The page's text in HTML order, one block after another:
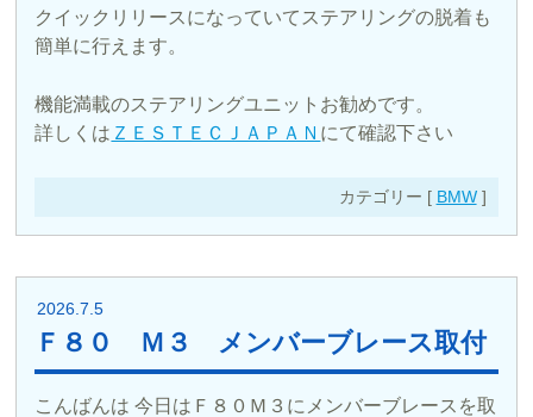
クイックリリースになっていてステアリングの脱着も
簡単に行えます。
機能満載のステアリングユニットお勧めです。
詳しくは ＺＥＳＴＥＣＪＡＰＡＮ にて確認下さい
カテゴリー [ BMW]
2026.7.5
Ｆ８０ Ｍ３ メンバーブレース取付
こんばんは 今日はＦ８０Ｍ３にメンバーブレースを取